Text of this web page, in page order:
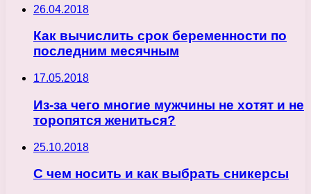
26.04.2018
Как вычислить срок беременности по
последним месячным
17.05.2018
Из-за чего многие мужчины не хотят и не
торопятся жениться?
25.10.2018
С чем носить и как выбрать сникерсы